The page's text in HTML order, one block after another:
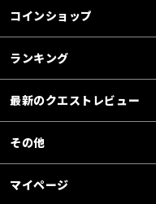
コインショップ
ランキング
最新のクエストレビュー
その他
マイページ